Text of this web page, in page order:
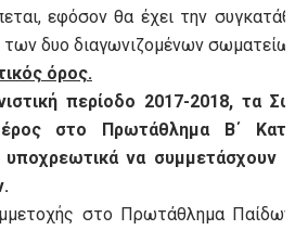
εφόσον θα έχει την
των δυο διαγωνιζομένων
όρος.
περίοδο 2017-2018, τα
στο Πρωτάθλημα Β΄
να συμμετάσχουν
στο Πρωτάθλημα